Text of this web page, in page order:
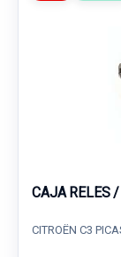
CAJA RELES
CITROËN C3